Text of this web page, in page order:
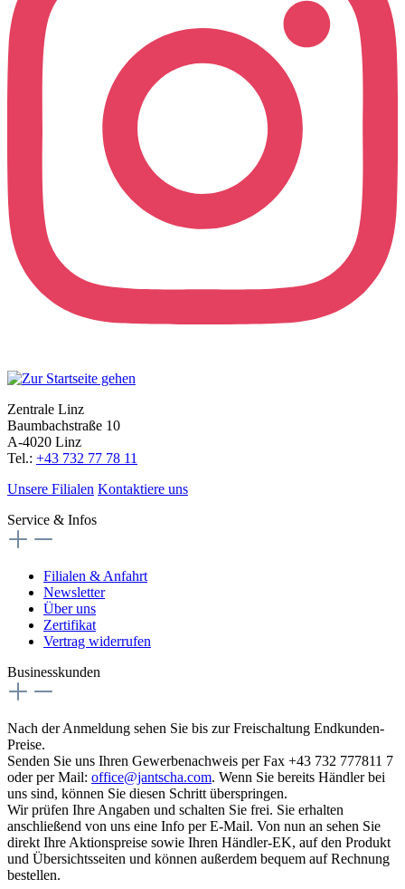
Zentrale Linz
Baumbachstraße 10
A-4020 Linz
Tel.: +43 732 77 78 11
Unsere Filialen Kontaktiere uns
Service & Infos
Filialen & Anfahrt
Newsletter
Über uns
Zertifikat
Vertrag widerrufen
Businesskunden
Nach der Anmeldung sehen Sie bis zur Freischaltung Endkunden-
Preise.
Senden Sie uns Ihren Gewerbenachweis per Fax +43 732 777811 7
oder per Mail: office@jantscha.com. Wenn Sie bereits Händler bei
uns sind, können Sie diesen Schritt überspringen.
Wir prüfen Ihre Angaben und schalten Sie frei. Sie erhalten
anschließend von uns eine Info per E-Mail. Von nun an sehen Sie
direkt Ihre Aktionspreise sowie Ihren Händler-EK, auf den Produkt
und Übersichtsseiten und können außerdem bequem auf Rechnung
bestellen.